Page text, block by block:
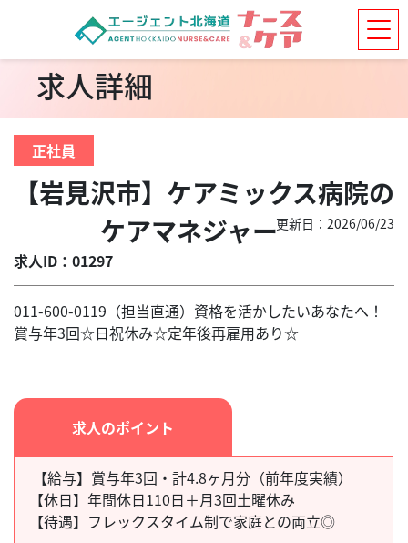
求人詳細
正社員
【岩見沢市】ケアミックス病院の
ケアマネジャー
求人ID：01297
更新日：2026/06/23
011-600-0119（担当直通）資格を活かしたいあなたへ！
賞与年3回☆日祝休み☆定年後再雇用あり☆
求人のポイント
【給与】賞与年3回・計4.8ヶ月分（前年度実績）
【休日】 年間休日110日＋月3回土曜休み
【待遇】 フレックスタイム制で家庭との両立◎